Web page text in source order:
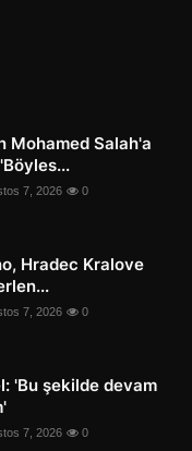
Mohamed Salah'a
7, 2026 0
Hradec Kralove
7, 2026 0
'Bu şekilde devam
7, 2026 0